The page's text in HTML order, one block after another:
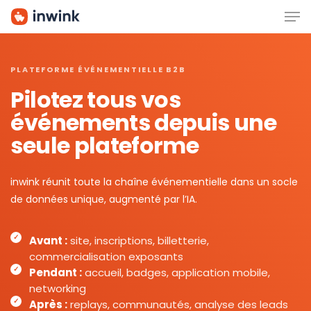
Skip
PLATEFORME ÉVÉNEMENTIELLE B2B
Pilotez tous vos
événements depuis une
seule plateforme
inwink réunit toute la chaîne événementielle dans un socle
de données unique, augmenté par l’IA.
Avant :site, inscriptions, billetterie,
commercialisation exposants
Pendant :accueil, badges, application mobile,
networking
Après :replays, communautés, analyse des leads